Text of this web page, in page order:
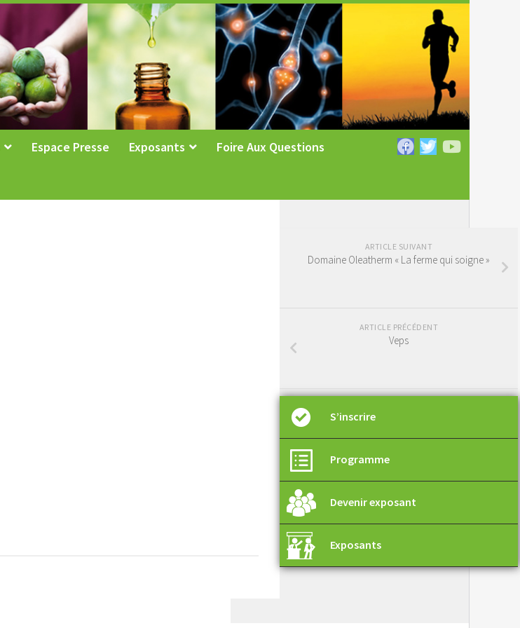
Espace Presse Exposants Foire Aux Questions
ARTICLE SUIVANT
Domaine Oleatherm « La ferme qui soigne »
ARTICLE PRÉCÉDENT
Veps
S’inscrire
Programme
Devenir exposant
Exposants